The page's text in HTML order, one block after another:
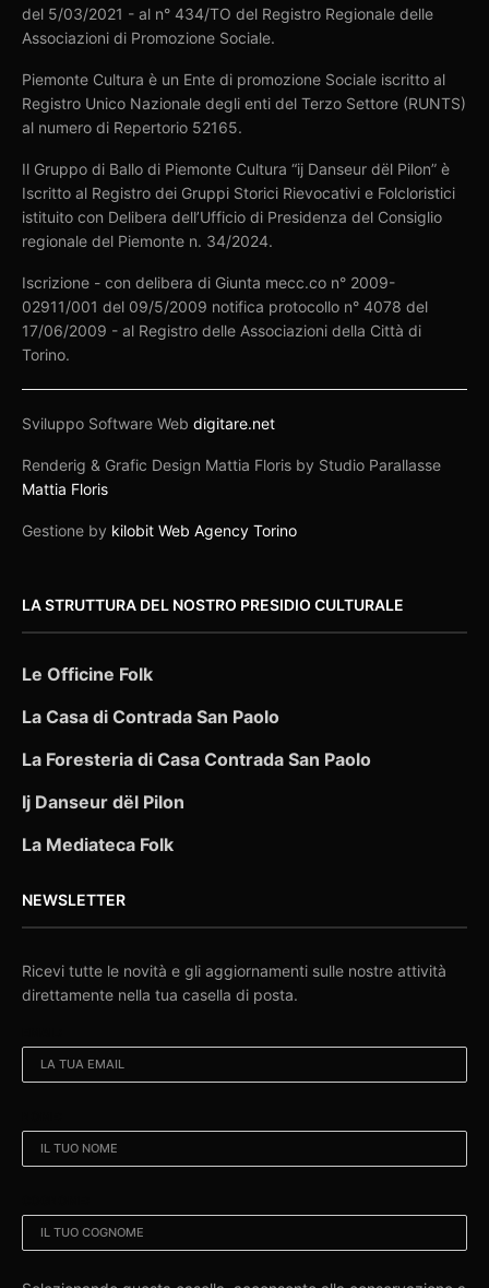
del 5/03/2021 - al n° 434/TO del Registro Regionale delle
Associazioni di Promozione Sociale.
Piemonte Cultura è un Ente di promozione Sociale iscritto al
Registro Unico Nazionale degli enti del Terzo Settore (RUNTS)
al numero di Repertorio 52165.
Il Gruppo di Ballo di Piemonte Cultura “ij Danseur dël Pilon” è
Iscritto al Registro dei Gruppi Storici Rievocativi e Folcloristici
istituito con Delibera dell’Ufficio di Presidenza del Consiglio
regionale del Piemonte n. 34/2024.
Iscrizione - con delibera di Giunta mecc.co n° 2009-
02911/001 del 09/5/2009 notifica protocollo n° 4078 del
17/06/2009 - al Registro delle Associazioni della Città di
Torino.
Sviluppo Software Webdigitare.net
Renderig & Grafic Design Mattia Floris by Studio Parallasse
Mattia Floris
Gestione by kilobit Web Agency Torino
LA STRUTTURA DEL NOSTRO PRESIDIO CULTURALE
Le Officine Folk
La Casa di Contrada San Paolo
La Foresteria di Casa Contrada San Paolo
Ij Danseur dël Pilon
La Mediateca Folk
NEWSLETTER
Ricevi tutte le novità e gli aggiornamenti sulle nostre attività
direttamente nella tua casella di posta.